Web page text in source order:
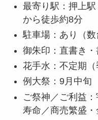
最寄り駅：押上
から徒歩約8分
駐車場：あり（数
御朱印：直書き・
花手水：不定期（
例大祭：9月中旬
ご祭神／ご利益
寿命／商売繁盛